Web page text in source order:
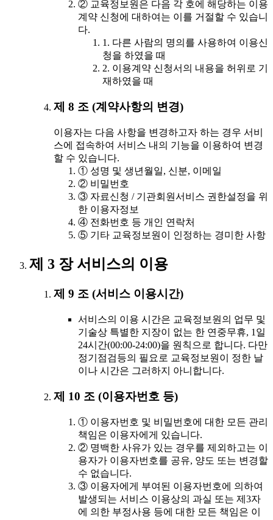
② 교육정보원은 다음 각 호에 해당하는 이용
계약 신청에 대하여는 이를 거절할 수 있습니
다.
1. 다른 사람의 명의를 사용하여 이용신
청을 하였을 때
2. 이용계약 신청서의 내용을 허위로 기
재하였을 때
제 8 조 (계약사항의 변경)
이용자는 다음 사항을 변경하고자 하는 경우 서비
스에 접속하여 서비스 내의 기능을 이용하여 변경
할 수 있습니다.
① 성명 및 생년월일, 신분, 이메일
② 비밀번호
③ 자료신청 / 기관회원서비스 권한설정을 위
한 이용자정보
④ 전화번호 등 개인 연락처
⑤ 기타 교육정보원이 인정하는 경미한 사항
제 3 장 서비스의 이용
제 9 조 (서비스 이용시간)
서비스의 이용 시간은 교육정보원의 업무 및
기술상 특별한 지장이 없는 한 연중무휴, 1일
24시간(00:00-24:00)을 원칙으로 합니다. 다만
정기점검등의 필요로 교육정보원이 정한 날
이나 시간은 그러하지 아니합니다.
제 10 조 (이용자번호 등)
① 이용자번호 및 비밀번호에 대한 모든 관리
책임은 이용자에게 있습니다.
② 명백한 사유가 있는 경우를 제외하고는 이
용자가 이용자번호를 공유, 양도 또는 변경할
수 없습니다.
③ 이용자에게 부여된 이용자번호에 의하여
발생되는 서비스 이용상의 과실 또는 제3자
에 의한 부정사용 등에 대한 모든 책임은 이